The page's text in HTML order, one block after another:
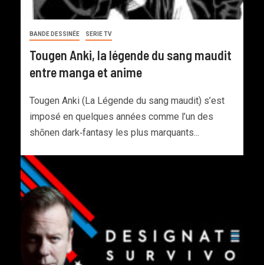
BANDE DESSINÉE SERIE TV
Tougen Anki, la légende du sang maudit
entre manga et anime
Tougen Anki (La Légende du sang maudit) s’est
imposé en quelques années comme l’un des
shōnen dark‑fantasy les plus marquants...